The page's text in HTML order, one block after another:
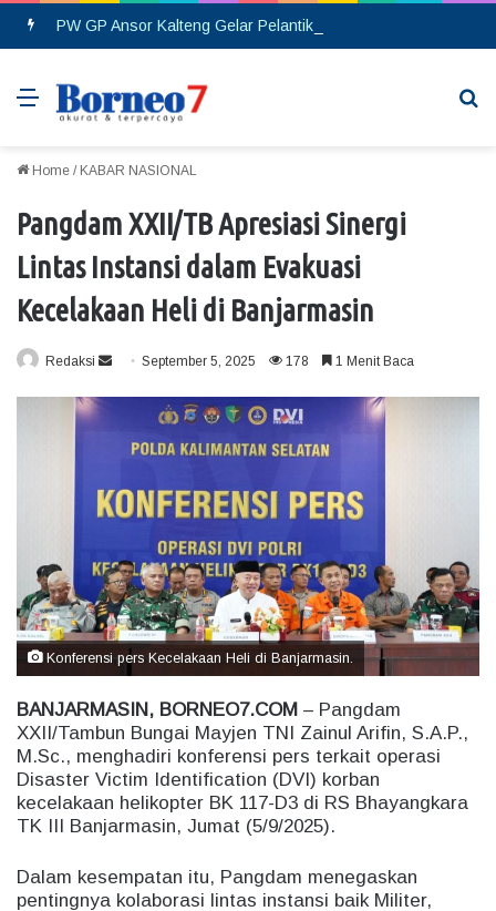
Menu
Home / KABAR NASIONAL
Pangdam XXII/TB Apresiasi Sinergi
Lintas Instansi dalam Evakuasi
Kecelakaan Heli di Banjarmasin
Redaksi
n
e
a
i
l
September 5, 2025 178 1 Menit Baca
Konferensi pers Kecelakaan Heli di Banjarmasin.
BANJARMASIN, BORNEO7.COM – Pangdam
XXII/Tambun Bungai Mayjen TNI Zainul Arifin, S.A.P.,
M.Sc., menghadiri konferensi pers terkait operasi
Disaster Victim Identification (DVI) korban
kecelakaan helikopter BK 117-D3 di RS Bhayangkara
TK III Banjarmasin, Jumat (5/9/2025).
Dalam kesempatan itu, Pangdam menegaskan
pentingnya kolaborasi lintas instansi baik Militer,